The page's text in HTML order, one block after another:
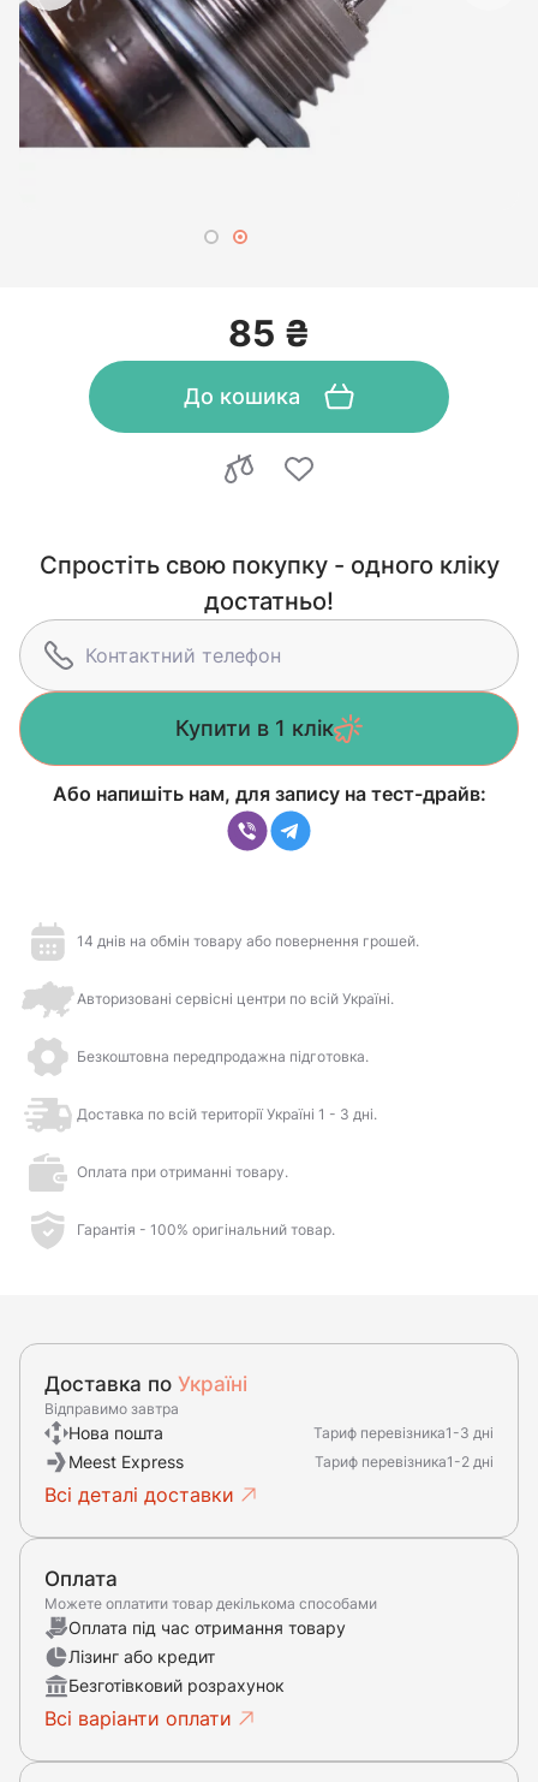
85 ₴
До кошика
Спростіть свою покупку - одного кліку
достатньо!
Купити в 1 клік
Або напишіть нам, для запису на тест-драйв:
14 днів на обмін товару або повернення грошей.
Авторизовані сервісні центри по всій Україні.
Безкоштовна передпродажна підготовка.
Доставка по всій території Україні 1 - 3 дні.
Оплата при отриманні товару.
Гарантія - 100% оригінальний товар.
Доставка по Україні
Відправимо завтра
Нова пошта Тариф перевізника1-3 дні
Meest Express Тариф перевізника1-2 дні
Всі деталі доставки
Оплата
Можете оплатити товар декількома способами
Оплата під час отримання товару
Лізинг або кредит
Безготівковий розрахунок
Всі варіанти оплати